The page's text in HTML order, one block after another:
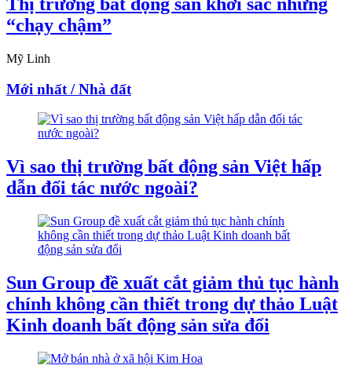
“chạy chậm”
Mỹ Linh
Mới nhất / Nhà đất
Vì sao thị trường bất động sản Việt hấp
dẫn đối tác nước ngoài?
Sun Group đề xuất cắt giảm thủ tục hành
chính không cần thiết trong dự thảo Luật
Kinh doanh bất động sản sửa đổi